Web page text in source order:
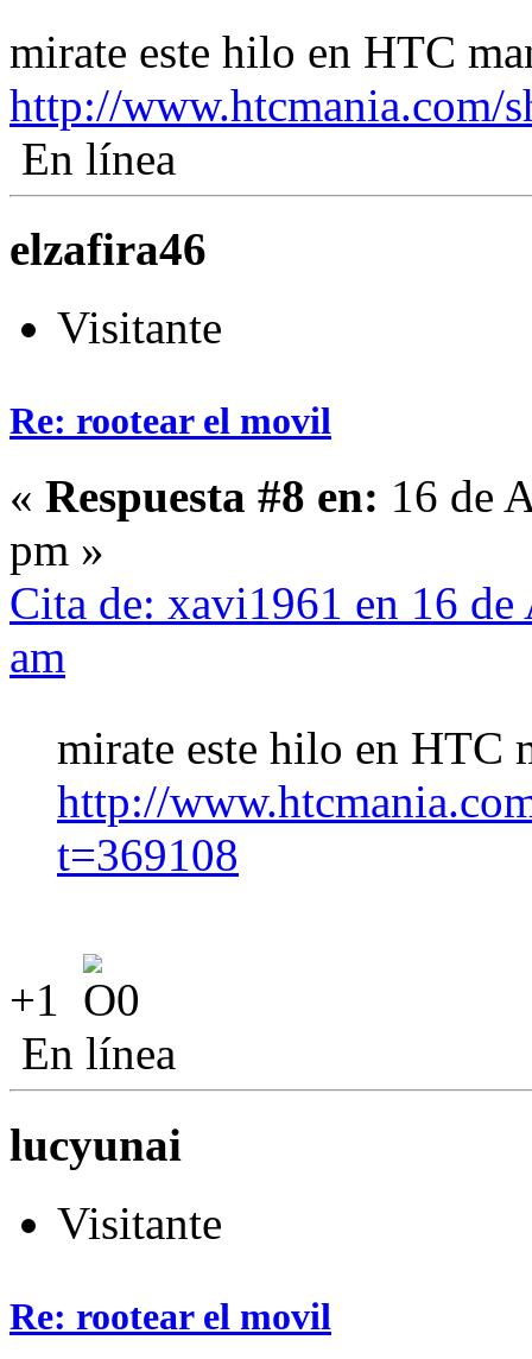
mirate este hilo en HTC
http://www.htcmania.com/
En línea
elzafira46
Visitante
Re: rootear el movil
« Respuesta #8 en: 16 de
pm »
Cita de: xavi1961 en 16
am
mirate este hilo en HTC
http://
t=369108
+1
En línea
lucyunai
Visitante
Re: rootear el movil